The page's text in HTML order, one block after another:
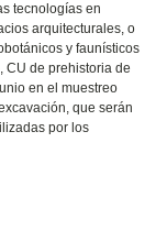
tecnologías en
arquitecturales, o
y faunísticos
CU de prehistoria de
en el muestreo
que serán
por los